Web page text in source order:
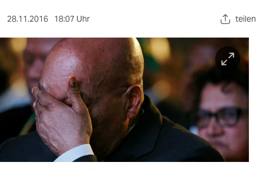
sport
berlin
nord
wahrheit
verlag
verlag
28.11.2016 18:07 Uhr teilen